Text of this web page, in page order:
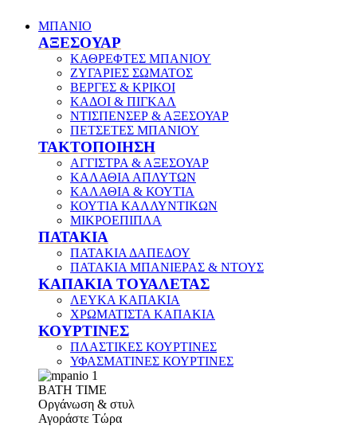
ΜΠΑΝΙΟ
ΑΞΕΣΟΥΑΡ
ΚΑΘΡΕΦΤΕΣ ΜΠΑΝΙΟΥ
ΖΥΓΑΡΙΕΣ ΣΩΜΑΤΟΣ
ΒΕΡΓΕΣ & ΚΡΙΚΟΙ
ΚΑΔΟΙ & ΠΙΓΚΑΛ
ΝΤΙΣΠΕΝΣΕΡ & ΑΞΕΣΟΥΑΡ
ΠΕΤΣΕΤΕΣ ΜΠΑΝΙΟΥ
ΤΑΚΤΟΠΟΙΗΣΗ
ΑΓΓΙΣΤΡΑ & ΑΞΕΣΟΥΑΡ
ΚΑΛΑΘΙΑ ΑΠΛΥΤΩΝ
ΚΑΛΑΘΙΑ & ΚΟΥΤΙΑ
ΚΟΥΤΙΑ ΚΑΛΛΥΝΤΙΚΩΝ
ΜΙΚΡΟΕΠΙΠΛΑ
ΠΑΤΑΚΙΑ
ΠΑΤΑΚΙΑ ΔΑΠΕΔΟΥ
ΠΑΤΑΚΙΑ ΜΠΑΝΙΕΡΑΣ & ΝΤΟΥΣ
ΚΑΠΑΚΙΑ ΤΟΥΑΛΕΤΑΣ
ΛΕΥΚΑ ΚΑΠΑΚΙΑ
ΧΡΩΜΑΤΙΣΤΑ ΚΑΠΑΚΙΑ
ΚΟΥΡΤΙΝΕΣ
ΠΛΑΣΤΙΚΕΣ ΚΟΥΡΤΙΝΕΣ
ΥΦΑΣΜΑΤΙΝΕΣ ΚΟΥΡΤΙΝΕΣ
ΒΑΤΗ ΤΙΜΕ
Οργάνωση & στυλ
Αγοράστε Τώρα